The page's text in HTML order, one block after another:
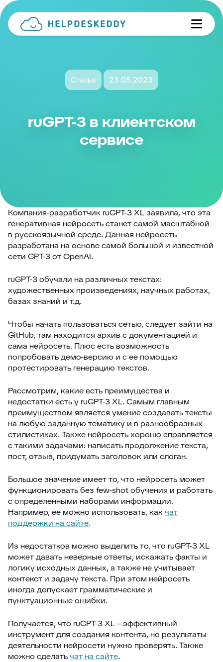
Статья 23.05.2023
ruGPT-3 в клиентском
сервисе
Компания-разработчик ruGPT-3 XL заявила, что эта
генеративная нейросеть станет самой масштабной
в русскоязычной среде. Данная нейросеть
разработана на основе самой большой и известной
сети GPT-3 от OpenAI.
ruGPT-3 обучали на различных текстах:
художественных произведениях, научных работах,
базах знаний и т.д.
Чтобы начать пользоваться сетью, следует зайти на
GitHub, там находится архив с документацией и
сама нейросеть. Плюс есть возможность
попробовать демо-версию и с ее помощью
протестировать генерацию текстов.
Рассмотрим, какие есть преимущества и
недостатки есть у ruGPT-3 XL. Самым главным
преимуществом является умение создавать тексты
на любую заданную тематику и в разнообразных
стилистиках. Также нейросеть хорошо справляется
с такими задачами: написать продолжение текста,
пост, отзыв, придумать заголовок или слоган.
Большое значение имеет то, что нейросеть может
функционировать без few-shot обучения и работать
с определенными наборами информации.
Например, ее можно использовать, какчат
поддержки на сайте.
Из недостатков можно выделить то, что ruGPT-3 XL
может давать неверные ответы, искажать факты и
логику исходных данных, а также не учитывает
контекст и задачу текста. При этом нейросеть
иногда допускает грамматические и
пунктуационные ошибки.
Получается, что ruGPT-3 XL – эффективный
инструмент для создания контента, но результаты
деятельности нейросети нужно проверять. Также
можно сделатьчат на сайте.